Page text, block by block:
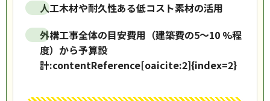
人工木材や耐久性ある低コスト素材の活用
外構工事全体の目安費用（建築費の5～10 %程
度）から予算設
計:contentReference[oaicite:2]{index=2}